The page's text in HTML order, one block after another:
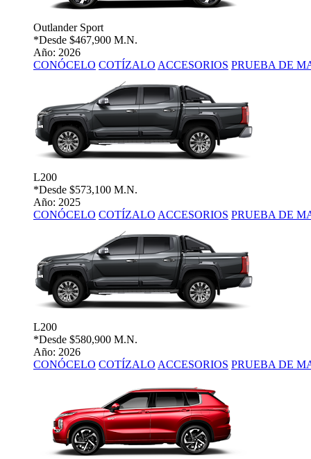
Outlander Sport
*Desde $467,900 M.N.
Año: 2026
CONÓCELO COTÍZALO ACCESORIOS PRUEBA DE
L200
*Desde $573,100 M.N.
Año: 2025
CONÓCELO COTÍZALO ACCESORIOS PRUEBA DE
L200
*Desde $580,900 M.N.
Año: 2026
CONÓCELO COTÍZALO ACCESORIOS PRUEBA DE